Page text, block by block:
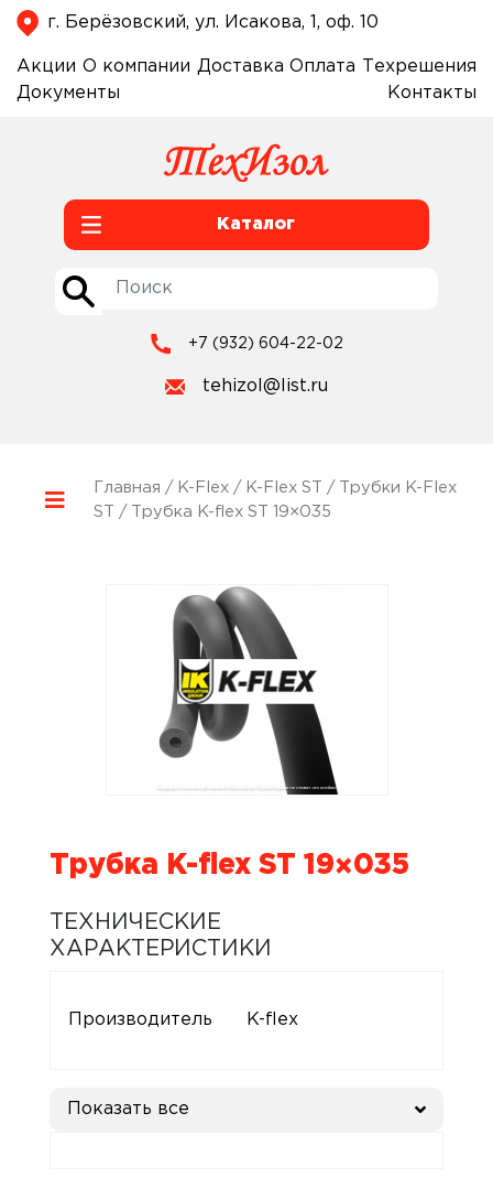
г. Берёзовский, ул. Исакова, 1, оф. 10
Акции О компании Доставка Оплата
Техрешения
Документы
Контакты
Каталог
+7 (932) 604-22-02
tehizol@list.ru
Главная / K-Flex/ K-Flex ST /
Трубки K-Flex
ST
/ Трубка K-flex ST 19×035
Трубка K-flex ST 19×035
ТЕХНИЧЕСКИЕ
ХАРАКТЕРИСТИКИ
Производитель K-flex
Показать все